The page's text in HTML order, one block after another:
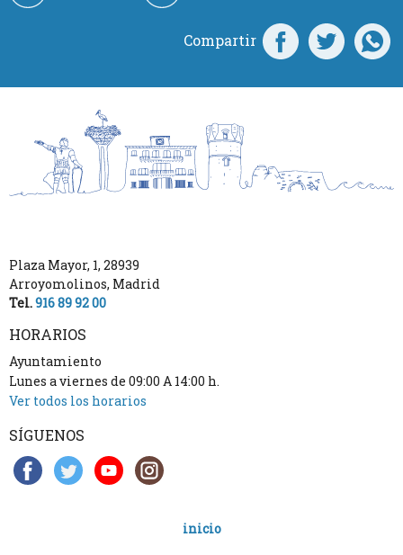
Compartir
Plaza Mayor, 1, 28939
Arroyomolinos, Madrid
Tel.916 89 92 00
HORARIOS
Ayuntamiento
Lunes a viernes de 09:00 A 14:00 h.
Ver todos los horarios
SÍGUENOS
inicio